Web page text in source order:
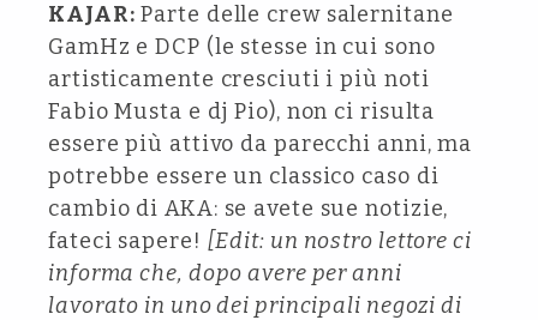
KAJAR: Parte delle crew salernitane
GamHz e DCP (le stesse in cui sono
artisticamente cresciuti i più noti
Fabio Musta e dj Pio), non ci risulta
essere più attivo da parecchi anni, ma
potrebbe essere un classico caso di
cambio di AKA: se avete sue notizie,
fateci sapere! [Edit: un nostro lettore ci
informa che, dopo avere per anni
lavorato in uno dei principali negozi di